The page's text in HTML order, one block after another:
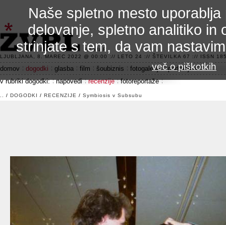
3.2 alfa R
LJUBLJANA, 8. MAREC 2022 @ 00:00 :// LETO 24 :// ŠTEVILKA 67 :// ISSN
domov dogodki glasba film šoubiznis fotogalerije
področje 42
v rubriki dogodki:
napovedi recenzije fotoreportaže
/ DOGODKI / RECENZIJE / Symbiosis v Subsubu
Naše spletno mesto
delovanje, spletno analitiko in
strinjate s tem, da vam
več o piškotkih